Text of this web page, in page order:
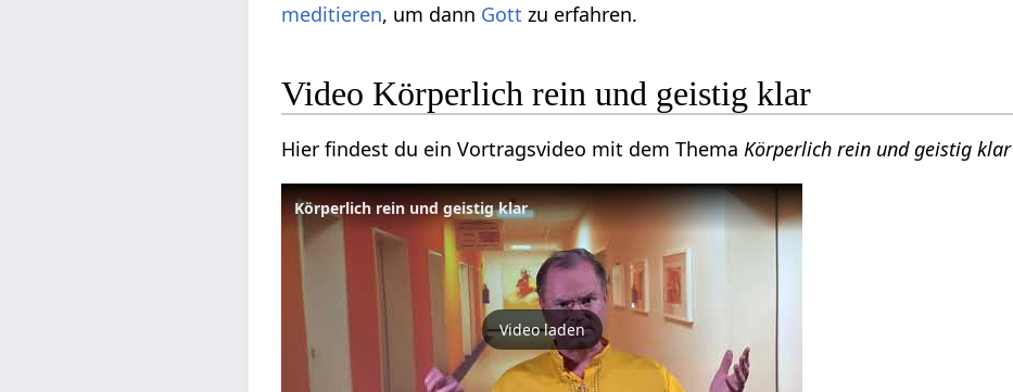
meditieren, um dann Gott zu erfahren.
Video Körperlich rein und geistig klar
Hier findest du ein Vortragsvideo mit dem Thema Körperlich rein und geistig klar
Körperlich rein und geistig klar
Video laden